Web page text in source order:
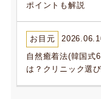
ポイントも解説
お目元
自然癒着法(韓国式
は？クリニック選